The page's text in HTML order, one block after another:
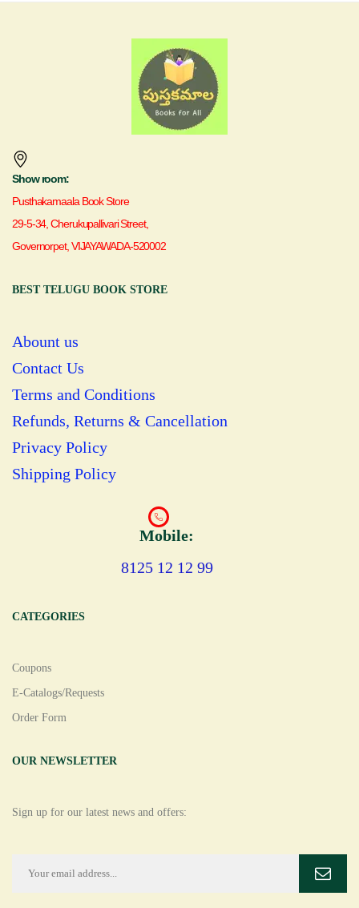
Show room:
Pusthakamaala Book Store
29-5-34, Cherukupallivari Street,
Governorpet, VIJAYAWADA-520002
BEST TELUGU BOOK STORE
Abount us
Contact Us
Terms and Conditions
Refunds, Returns & Cancellation
Privacy Policy
Shipping Policy
Mobile:
8125 12 12 99
CATEGORIES
Coupons
E-Catalogs/Requests
Order Form
OUR NEWSLETTER
Sign up for our latest news and offers: